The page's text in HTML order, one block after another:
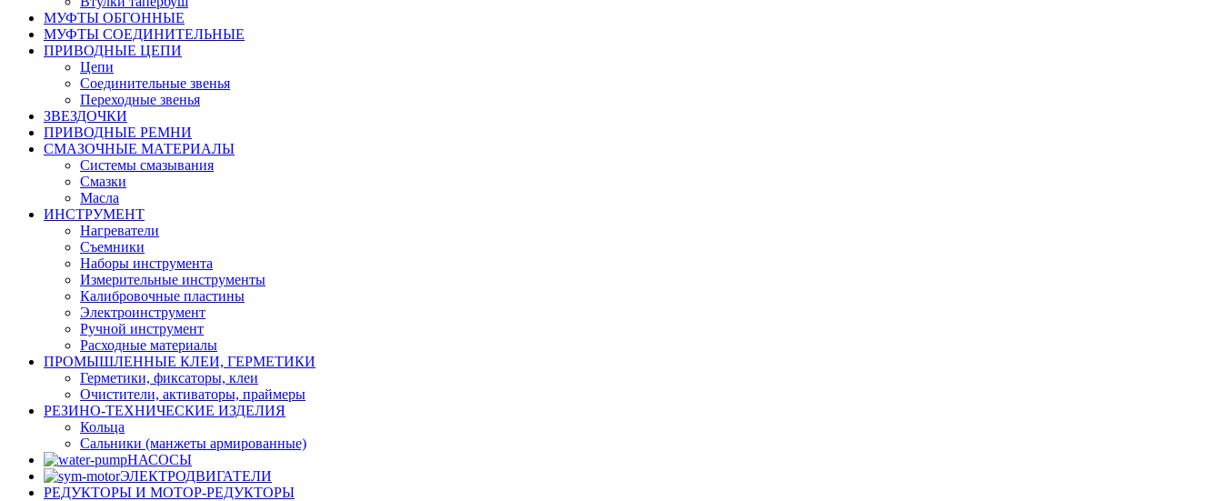
МУФТЫ ОБГОННЫЕ
МУФТЫ СОЕДИНИТЕЛЬНЫЕ
ПРИВОДНЫЕ ЦЕПИ
Цепи
Соединительные звенья
Переходные звенья
ЗВЕЗДОЧКИ
ПРИВОДНЫЕ РЕМНИ
СМАЗОЧНЫЕ МАТЕРИАЛЫ
Системы смазывания
Смазки
Масла
ИНСТРУМЕНТ
Нагреватели
Съемники
Наборы инструмента
Измерительные инструменты
Калибровочные пластины
Электроинструмент
Ручной инструмент
Расходные материалы
ПРОМЫШЛЕННЫЕ КЛЕИ, ГЕРМЕТИКИ
Герметики, фиксаторы, клеи
Очистители, активаторы, праймеры
РЕЗИНО-ТЕХНИЧЕСКИЕ ИЗДЕЛИЯ
Кольца
Сальники (манжеты армированные)
НАСОСЫ
ЭЛЕКТРОДВИГАТЕЛИ
РЕДУКТОРЫ И МОТОР-РЕДУКТОРЫ